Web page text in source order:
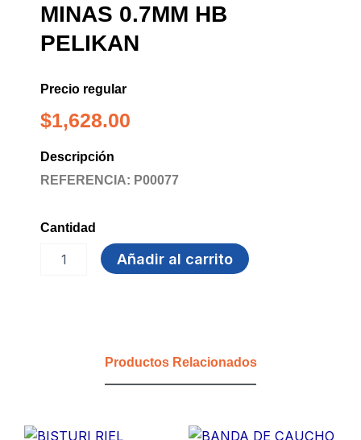
MINAS 0.7MM HB
PELIKAN
Precio regular
$1,628.00
Descripción
REFERENCIA: P00077
Cantidad
0.7MM
Añadir al carrito
Productos Relacionados